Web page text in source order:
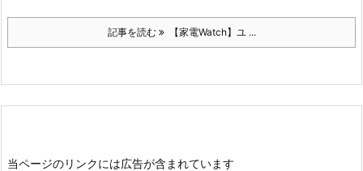
記事を読む 【家電Watch】ユ ...
当ページのリンクには広告が含まれています